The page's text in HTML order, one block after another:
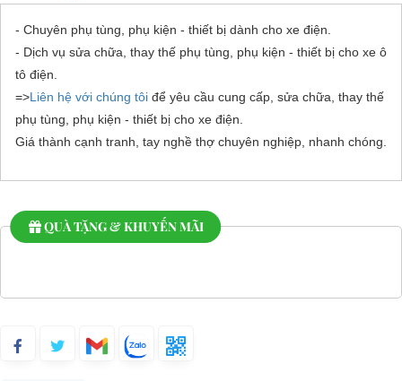
- Chuyên phụ tùng, phụ kiện - thiết bị dành cho xe điện.
- Dịch vụ sửa chữa, thay thế phụ tùng, phụ kiện - thiết bị cho xe ô
tô điện.
=>Liên hệ với chúng tôi để yêu cầu cung cấp, sửa chữa, thay thế
phụ tùng, phụ kiện - thiết bị cho xe điện.
Giá thành cạnh tranh, tay nghề thợ chuyên nghiệp, nhanh chóng.
QUÀ TẶNG & KHUYẾN MÃI